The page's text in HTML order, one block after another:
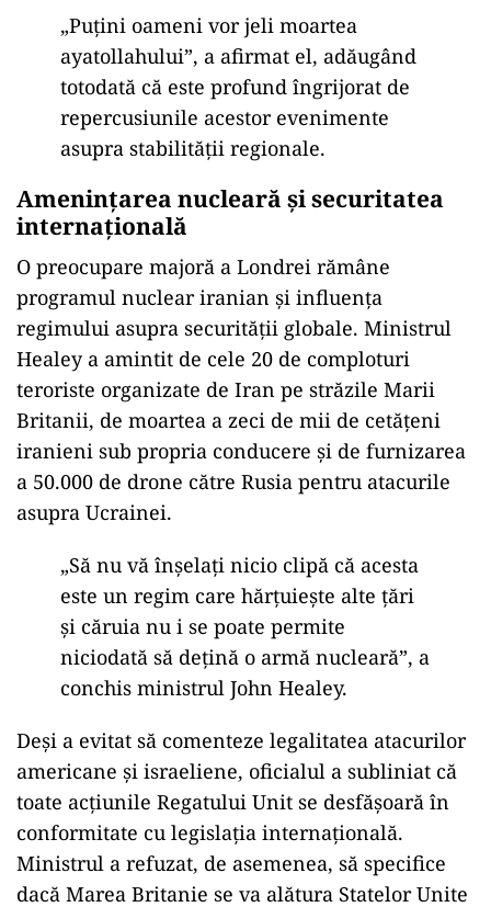
„Puțini oameni vor jeli moartea
ayatollahului”, a afirmat el, adăugând
totodată că este profund îngrijorat de
repercusiunile acestor evenimente
asupra stabilității regionale.
Amenințarea nucleară și securitatea
internațională
O preocupare majoră a Londrei rămâne
programul nuclear iranian și influența
regimului asupra securității globale. Ministrul
Healey a amintit de cele 20 de comploturi
teroriste organizate de Iran pe străzile Marii
Britanii, de moartea a zeci de mii de cetățeni
iranieni sub propria conducere și de furnizarea
a 50.000 de drone către Rusia pentru atacurile
asupra Ucrainei.
„Să nu vă înşelaţi nicio clipă că acesta
este un regim care hărțuiește alte țări
și căruia nu i se poate permite
niciodată să dețină o armă nucleară”, a
conchis ministrul John Healey.
Deși a evitat să comenteze legalitatea atacurilor
americane și israeliene, oficialul a subliniat că
toate acțiunile Regatului Unit se desfășoară în
conformitate cu legislația internațională.
Ministrul a refuzat, de asemenea, să specifice
dacă Marea Britanie se va alătura Statelor Unite